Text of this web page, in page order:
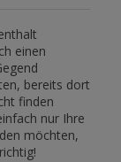
einen
bereits dort
finden
nur Ihre
möchten,